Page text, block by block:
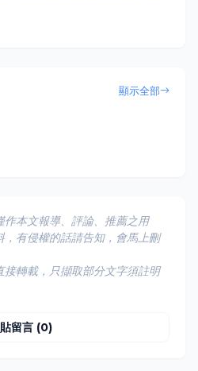
顯示全部
本文報導、評論、推薦之用
有侵權的話請告知，會馬上刪
轉載，只擷取部分文字須註明
留言 (0)